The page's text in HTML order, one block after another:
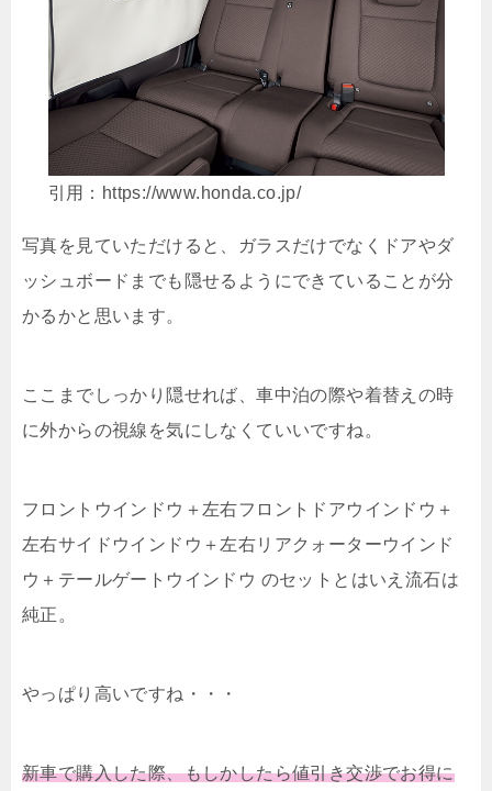
引用：https://www.honda.co.jp/
写真を見ていただけると、ガラスだけでなくドアやダ
ッシュボードまでも隠せるようにできていることが分
かるかと思います。
ここまでしっかり隠せれば、車中泊の際や着替えの時
に外からの視線を気にしなくていいですね。
フロントウインドウ＋左右フロントドアウインドウ＋
左右サイドウインドウ＋左右リアクォーターウインド
ウ＋ テールゲートウインドウ のセットとはいえ 流石は
純正。
やっぱり高いですね・・・
新車で購入した際、もしかしたら値引き交渉でお得に